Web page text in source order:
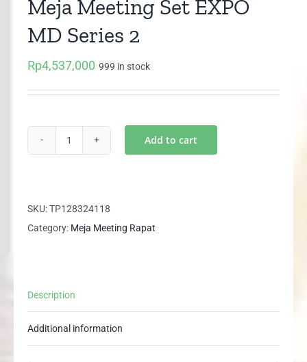
Meja Meeting Set EXPO
MD Series 2
Rp4,537,000 999 in stock
EXPO
MD
Add to cart
SKU:TP128324118
Category: Meja Meeting Rapat
Description
Additional information